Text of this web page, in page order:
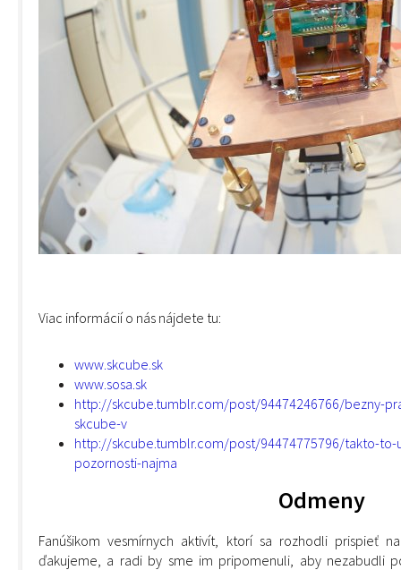
Viac informácií o nás nájdete tu:
www.skcube.sk
www.sosa.sk
http://skcube.tumblr.com/post/94474246766/bezny-
skcube-v
http://skcube.tumblr.com/post/94474775796/takto-to-
pozornosti-najma
Odmeny
Fanúšikom vesmírnych aktivít, ktorí sa rozhodli prispieť
ďakujeme, a radi by sme im pripomenuli, aby nezabudli